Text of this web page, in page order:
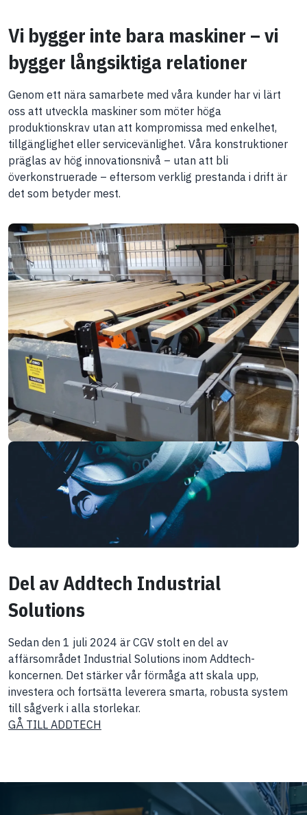
Vi bygger inte bara maskiner – vi
bygger långsiktiga relationer
Genom ett nära samarbete med våra kunder har vi lärt
oss att utveckla maskiner som möter höga
produktionskrav utan att kompromissa med enkelhet,
tillgänglighet eller servicevänlighet. Våra konstruktioner
präglas av hög innovationsnivå – utan att bli
överkonstruerade – eftersom verklig prestanda i drift är
det som betyder mest.
Del av Addtech Industrial
Solutions
Sedan den 1 juli 2024 är CGV stolt en del av
affärsområdet Industrial Solutions inom Addtech-
koncernen. Det stärker vår förmåga att skala upp,
investera och fortsätta leverera smarta, robusta system
till sågverk i alla storlekar.
GÅ TILL ADDTECH